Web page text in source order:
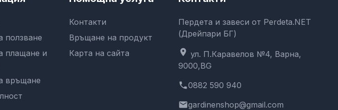
ползване
плащане и
връщане
Контакти
Връщане на продукт
Карта на сайта
Пердета и завеси от Perdeta.NET
(Дрейпари БГ)
location_on ул. П.Каравелов №4, Варна,
9000,BG
phone0882 590 940
emailgardinenshop@gmail.com